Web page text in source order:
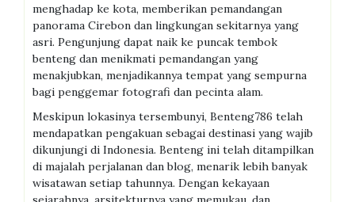
menghadap ke kota, memberikan pemandangan
panorama Cirebon dan lingkungan sekitarnya yang
asri. Pengunjung dapat naik ke puncak tembok
benteng dan menikmati pemandangan yang
menakjubkan, menjadikannya tempat yang sempurna
bagi penggemar fotografi dan pecinta alam.
Meskipun lokasinya tersembunyi, Benteng786 telah
mendapatkan pengakuan sebagai destinasi yang wajib
dikunjungi di Indonesia. Benteng ini telah ditampilkan
di majalah perjalanan dan blog, menarik lebih banyak
wisatawan setiap tahunnya. Dengan kekayaan